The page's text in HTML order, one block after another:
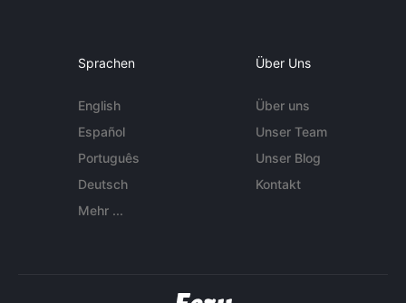
Sprachen
English
Español
Português
Deutsch
Mehr ...
Über Uns
Über uns
Unser Team
Unser Blog
Kontakt